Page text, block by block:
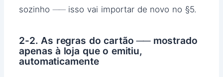
sozinho ── isso vai importar de novo no §5.
2-2. As regras do cartão ── mostrado
apenas à loja que o emitiu,
automaticamente